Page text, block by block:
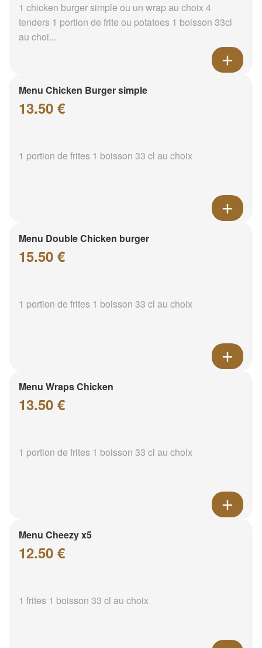
1 chicken burger simple ou un wrap au choix 4
tenders 1 portion de frite ou potatoes 1 boisson 33cl
au choi...
Menu Chicken Burger simple
13.50 €
1 portion de frites 1 boisson 33 cl au choix
Menu Double Chicken burger
15.50 €
1 portion de frites 1 boisson 33 cl au choix
Menu Wraps Chicken
13.50 €
1 portion de frites 1 boisson 33 cl au choix
Menu Cheezy x5
12.50 €
1 frites 1 boisson 33 cl au choix